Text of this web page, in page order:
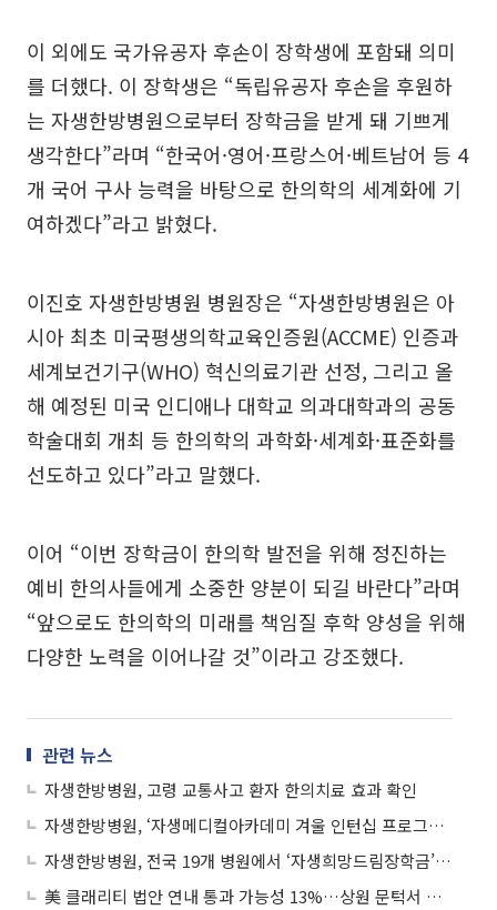
이 외에도 국가유공자 후손이 장학생에 포함돼 의미
를 더했다. 이 장학생은 “독립유공자 후손을 후원하
는 자생한방병원으로부터 장학금을 받게 돼 기쁘게
생각한다”라며 “한국어·영어·프랑스어·베트남어 등 4
개 국어 구사 능력을 바탕으로 한의학의 세계화에 기
여하겠다”라고 밝혔다.
이진호 자생한방병원 병원장은 “자생한방병원은 아
시아 최초 미국평생의학교육인증원(ACCME) 인증과
세계보건기구(WHO) 혁신의료기관 선정, 그리고 올
해 예정된 미국 인디애나 대학교 의과대학과의 공동
학술대회 개최 등 한의학의 과학화·세계화·표준화를
선도하고 있다”라고 말했다.
이어 “이번 장학금이 한의학 발전을 위해 정진하는
예비 한의사들에게 소중한 양분이 되길 바란다”라며
“앞으로도 한의학의 미래를 책임질 후학 양성을 위해
다양한 노력을 이어나갈 것”이라고 강조했다.
관련 뉴스
자생한방병원, 고령 교통사고 환자 한의치료 효과 확인
자생한방병원, ‘자생메디컬아카데미 겨울 인턴십 프로그램’ 진행
자생한방병원, 전국 19개 병원에서 ‘자생희망드림장학금’ 전달
美 클래리티 법안 연내 통과 가능성 13%…상원 문턱서 제동